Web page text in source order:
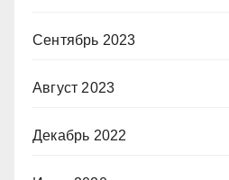
Сентябрь 2023
Август 2023
Декабрь 2022